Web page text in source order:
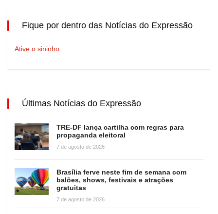
Fique por dentro das Notícias do Expressão
Ative o sininho
Últimas Notícias do Expressão
TRE-DF lança cartilha com regras para
propaganda eleitoral
7 de agosto de 2026
Brasília ferve neste fim de semana com
balões, shows, festivais e atrações
gratuitas
7 de agosto de 2026